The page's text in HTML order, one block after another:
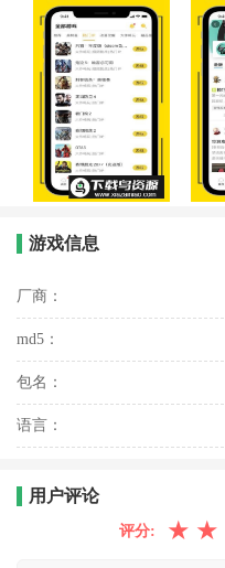
游戏信息
厂商：
md5：
包名：
语言：
用户评论
评分: ★ ★